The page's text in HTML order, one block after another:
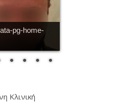
pg-home-
Κλινική